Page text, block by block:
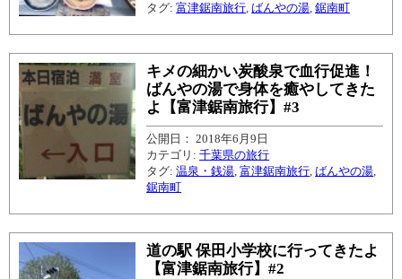
タグ:富津鋸南旅行,ばんやの湯,鋸南町
キメの細かい炭酸泉で血行促進！
ばんやの湯で身体を癒やしてきた
よ【富津鋸南旅行】#3
公開日： 2018年6月9日
カテゴリ:千葉県の旅行
タグ:温泉・銭湯,富津鋸南旅行,ばんやの湯,
鋸南町
道の駅 保田小学校に行ってきたよ
【富津鋸南旅行】#2